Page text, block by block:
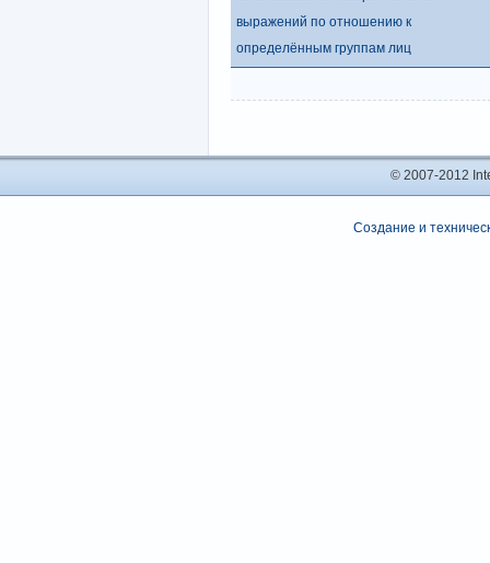
выражений по отношению к
определённым группам лиц
© 2007-2012
Создание и